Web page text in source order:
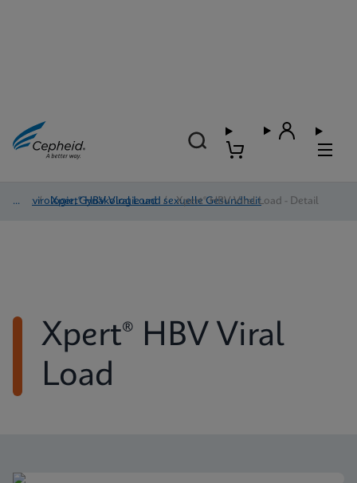
Blutvirologie, Gynäkologie und sexuelle Gesundheit
/ Xpert® HBV Viral Load / Xpert® HBV Viral Load - Detail
Xpert® HBV Viral
Load